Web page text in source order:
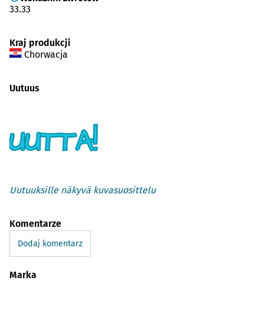
33.33
Kraj produkcji
Chorwacja
Uutuus
Uutuuksille näkyvä kuvasuosittelu
Komentarze
Dodaj komentarz
Marka